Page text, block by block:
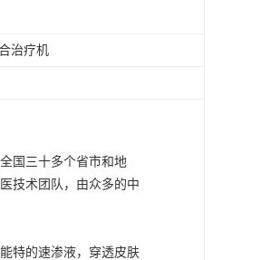
治疗机
国三十多个省市和地
技术团队，由众多的中
特的速渗液，穿透皮肤